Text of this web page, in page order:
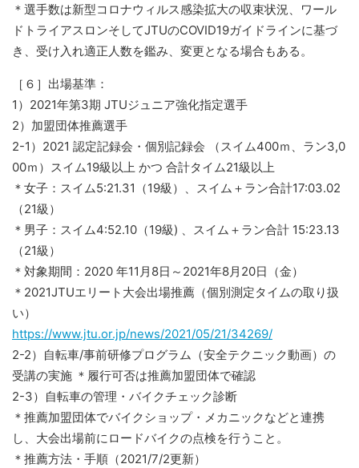
＊選手数は新型コロナウィルス感染拡大の収束状況、ワール
ドトライアスロンそしてJTUのCOVID19ガイドラインに基づ
き、受け入れ適正人数を鑑み、変更となる場合もある。
［６］出場基準：
1）2021年第3期 JTUジュニア強化指定選手
2）加盟団体推薦選手
2-1）2021 認定記録会・個別記録会 （スイム400ｍ、ラン3,0
00ｍ）スイム19級以上 かつ 合計タイム21級以上
＊女子：スイム5:21.31（19級）、スイム＋ラン合計17:03.02
（21級）
＊男子：スイム4:52.10（19級) 、スイム＋ラン合計 15:23.13
（21級）
＊対象期間：2020 年11月8日～2021年8月20日（金）
＊2021JTUエリート大会出場推薦（個別測定タイムの取り扱
い）
https://www.jtu.or.jp/news/2021/05/21/34269/
2-2）自転車/事前研修プログラム（安全テクニック動画）の
受講の実施 ＊履行可否は推薦加盟団体で確認
2-3）自転車の管理・バイクチェック診断
＊推薦加盟団体でバイクショップ・メカニックなどと連携
し、大会出場前にロードバイクの点検を行うこと。
＊推薦方法・手順（2021/7/2更新）